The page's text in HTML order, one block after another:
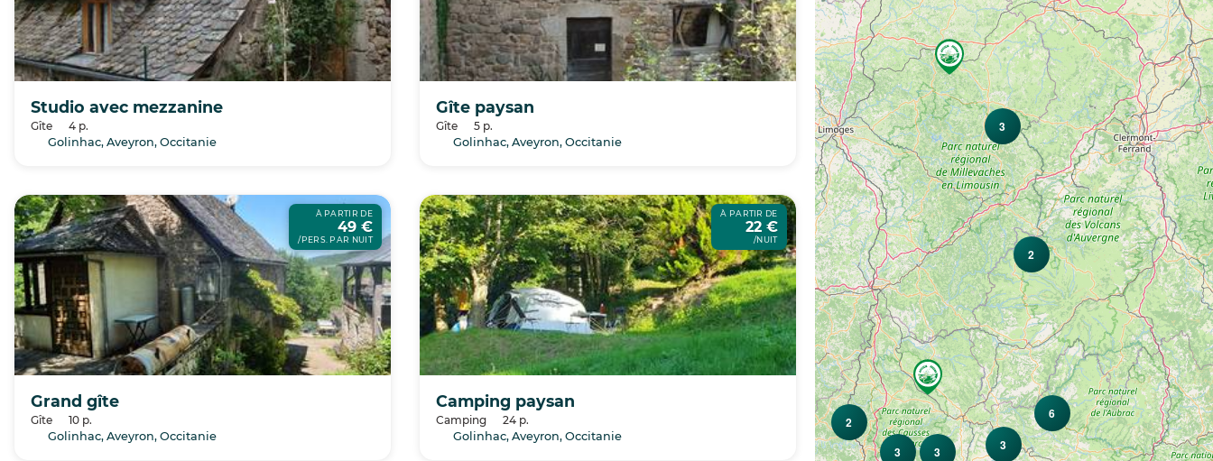
Studio avec mezzanine
Gîte
4 p.
Golinhac, Aveyron, Occitanie
Gîte paysan
Gîte
5 p.
Golinhac, Aveyron, Occitanie
À PARTIR DE
49 €
/PERS. PAR NUIT
Grand gîte
Gîte
10 p.
Golinhac, Aveyron, Occitanie
À PARTIR DE
22 €
/NUIT
Camping paysan
Camping
24 p.
Golinhac, Aveyron, Occitanie
3
6
3
2
3
2
3